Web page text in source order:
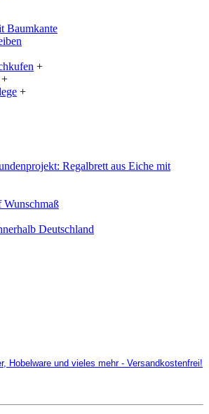
Baumkante
+
+
+
Regalbrett aus Eiche mit
Deutschland
Hobelware und vieles mehr - Versandkostenfrei!